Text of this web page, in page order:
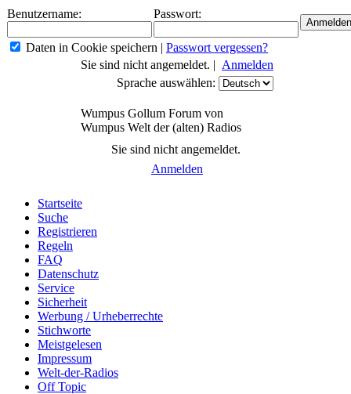
Benutzername: Passwort:
Daten in Cookie speichern | Passwort vergessen?
Sie sind nicht angemeldet. | Anmelden
Sprache auswählen:
Wumpus Gollum Forum von
Wumpus Welt der (alten) Radios
Sie sind nicht angemeldet.
Anmelden
Startseite
Suche
Registrieren
Regeln
FAQ
Datenschutz
Service
Sicherheit
Werbung / Urheberrechte
Stichworte
Meistgelesen
Impressum
Welt-der-Radios
Off Topic